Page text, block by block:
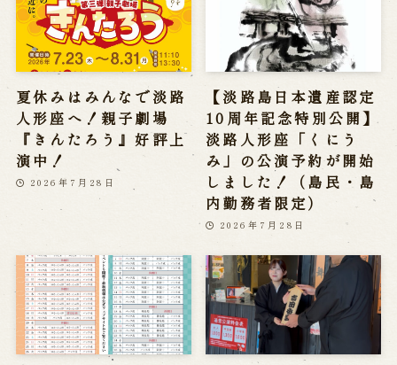
夏休みはみんなで淡路
人形座へ！親子劇場
『きんたろう』好評上
演中！
2026年7月28日
【淡路島日本遺産認定
10周年記念特別公開】
淡路人形座「くにう
み」の公演予約が開始
しました！（島民・島
内勤務者限定）
2026年7月28日